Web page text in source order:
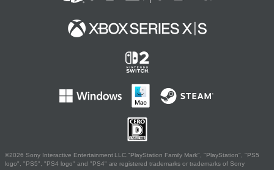
©2026 Sony Interactive Entertainment LLC."PlayStation Family Mark", "PlayStation", "PS5
logo", "PS5", "PS4 logo" and "PS4" are registered trademarks or trademarks of Sony